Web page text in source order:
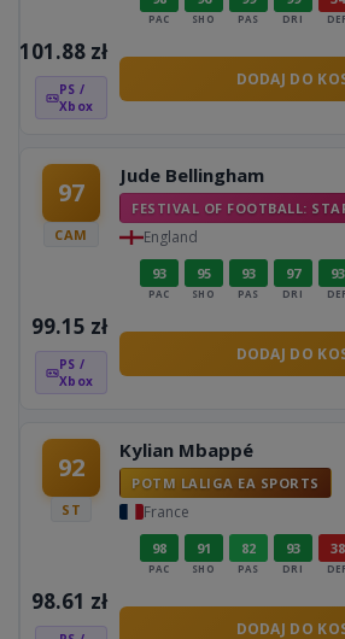
PAC SHO PAS DRI DEF
101.88 zł
PS /
Xbox
DODAJ DO
97
CAM
Jude Bellingham
FESTIVAL OF FOOTBALL:
England
93
PAC
95
SHO
93
PAS
97
DRI
93
DEF
99.15 zł
PS /
Xbox
DODAJ DO
92
ST
Kylian Mbappé
POTM LALIGA EA SPORTS
France
98
PAC
91
SHO
82
PAS
93
DRI
38
DEF
98.61 zł
DODAJ DO